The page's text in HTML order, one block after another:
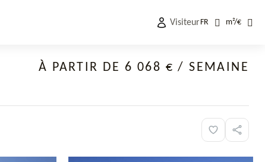
VisiteurFR m²/€
À PARTIR DE 6 068 €/ SEMAINE